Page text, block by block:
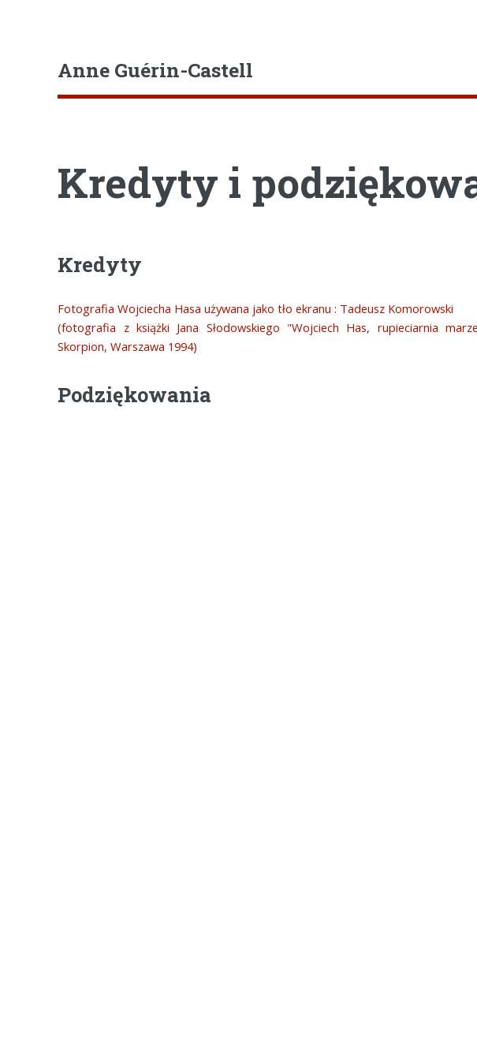
Anne Guérin-Castell
Kredyty i
Kredyty
Fotografia Wojciecha Hasa używana jako tło ekranu : Tadeusz Komorowski
(fotografia z książki Jana Słodowskiego "Wojciech Has, rupieciarnia
Skorpion, Warszawa 1994)
Podziękowania